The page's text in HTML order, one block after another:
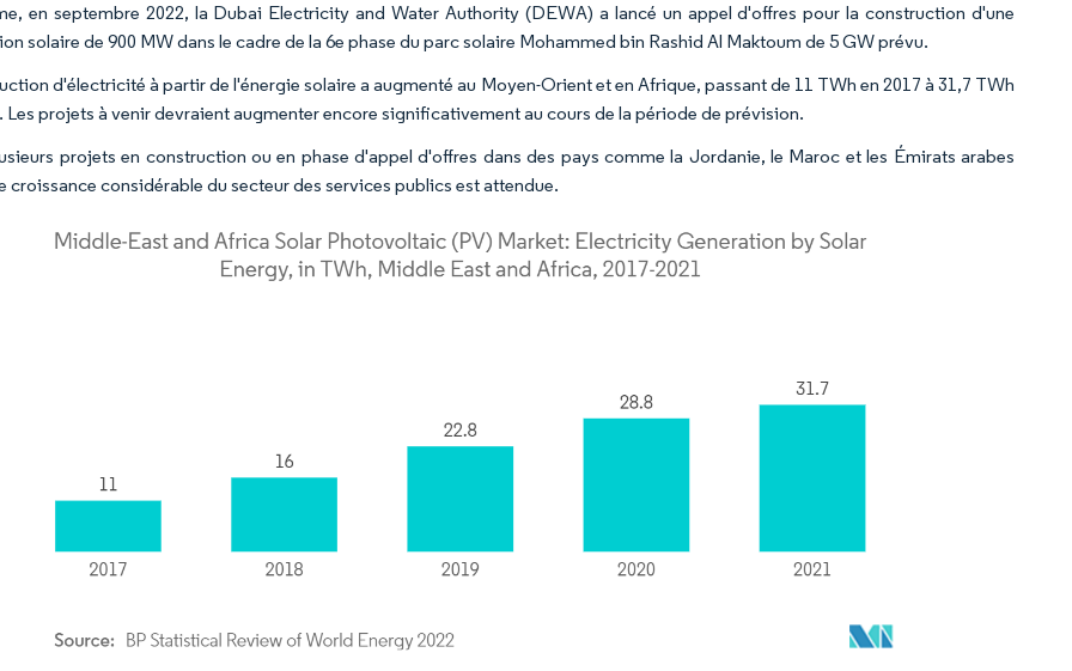
en septembre 2022, la Dubai Electricity and Water Authority (DEWA) a lancé un appel d'offres pour la construction d'une
solaire de 900 MW dans le cadre de la 6e phase du parc solaire Mohammed bin Rashid Al Maktoum de 5 GW prévu.
d'électricité à partir de l'énergie solaire a augmenté au Moyen-Orient et en Afrique, passant de 11 TWh en 2017 à 31,7 TWh
Les projets à venir devraient augmenter encore significativement au cours de la période de prévision.
projets en construction ou en phase d'appel d'offres dans des pays comme la Jordanie, le Maroc et les Émirats arabes
croissance considérable du secteur des services publics est attendue.